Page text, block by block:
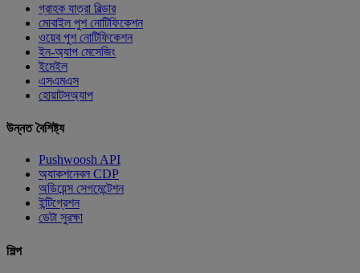
গ্রাহক যাত্রা বিল্ডার
মোবাইল পুশ নোটিফিকেশন
ওয়েব পুশ নোটিফিকেশন
ইন-অ্যাপ মেসেজিং
ইমেইল
এসএমএস
হোয়াটসঅ্যাপ
উন্নত বৈশিষ্ট্য
Pushwoosh API
অ্যাকশনেবল CDP
অডিয়েন্স সেগমেন্টেশন
ইন্টিগ্রেশন
ডেটা সুরক্ষা
শিল্প